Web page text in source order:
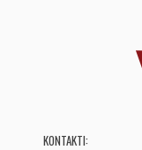
KONTAKTI: